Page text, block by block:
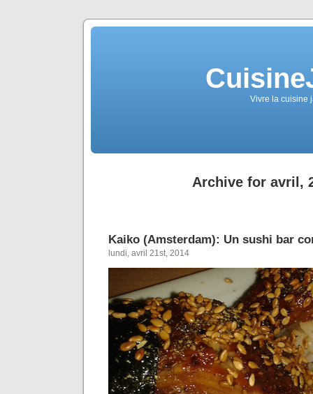
Vivre la cuisine
Archive for avril,
Kaiko (Amsterdam): Un sushi bar
lundi, avril 21st, 2014